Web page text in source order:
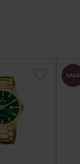
SALE